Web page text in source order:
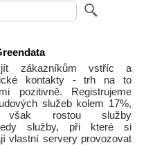
zákazníkům vstříc a
kontakty - trh na to
pozitivně. Registrujeme
služeb kolem 17%,
rostou služby
tedy služby, při které si
vlastní servery provozovat